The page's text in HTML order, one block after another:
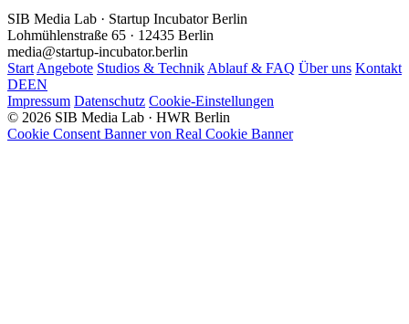
SIB Media Lab · Startup Incubator Berlin
Lohmühlenstraße 65 · 12435 Berlin
media@startup-incubator.berlin
Start Angebote Studios & Technik Ablauf & FAQ Über uns Kontakt
DEEN
Impressum Datenschutz Cookie-Einstellungen
© 2026 SIB Media Lab · HWR Berlin
Cookie Consent Banner von Real Cookie Banner